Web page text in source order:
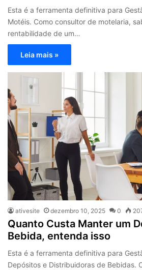
Esta é a ferramenta definitiva para
Motéis. Como consultor de motelaria,
rentabilidade de um…
Leia mais »
ativesite dezembro 10, 2025 0
Quanto Custa Manter um
Bebida, entenda isso
Esta é a ferramenta definitiva para
Depósitos e Distribuidoras de Bebidas.